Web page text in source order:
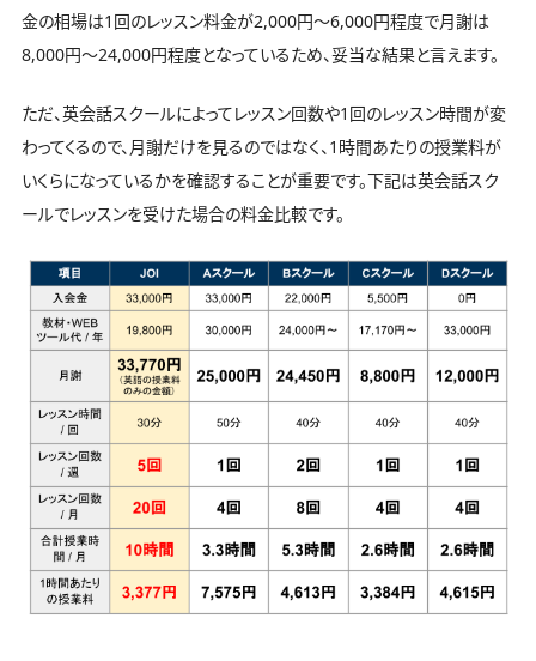
金の相場は1回のレッスン料金が2,000円〜6,000円程度で月謝は
8,000円〜24,000円程度となっているため、妥当な結果と言えます。
ただ、英会話スクールによってレッスン回数や1回のレッスン時間が変
わってくるので、月謝だけを見るのではなく、1時間あたりの授業料が
いくらになっているかを確認することが重要です。下記は英会話スク
ールでレッスンを受けた場合の料金比較です。